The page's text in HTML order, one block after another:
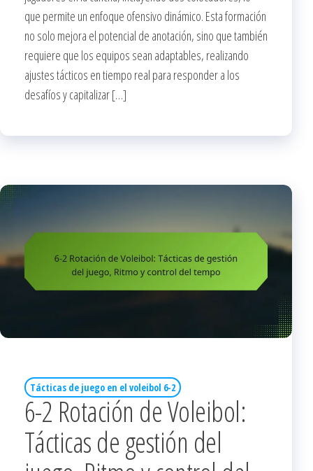
que permite un enfoque ofensivo dinámico. Esta formación
no solo mejora el potencial de anotación, sino que también
requiere que los equipos sean adaptables, realizando
ajustes tácticos en tiempo real para responder a los
desafíos y capitalizar […]
Tácticas de juego en el voleibol 6-2
6-2 Rotación de Voleibol:
Tácticas de gestión del